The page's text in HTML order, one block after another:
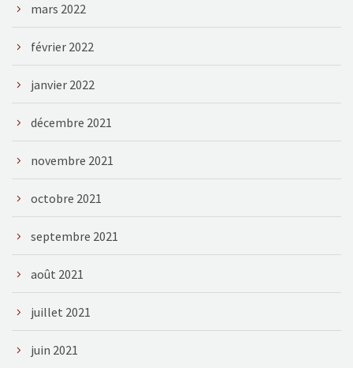
mars 2022
février 2022
janvier 2022
décembre 2021
novembre 2021
octobre 2021
septembre 2021
août 2021
juillet 2021
juin 2021